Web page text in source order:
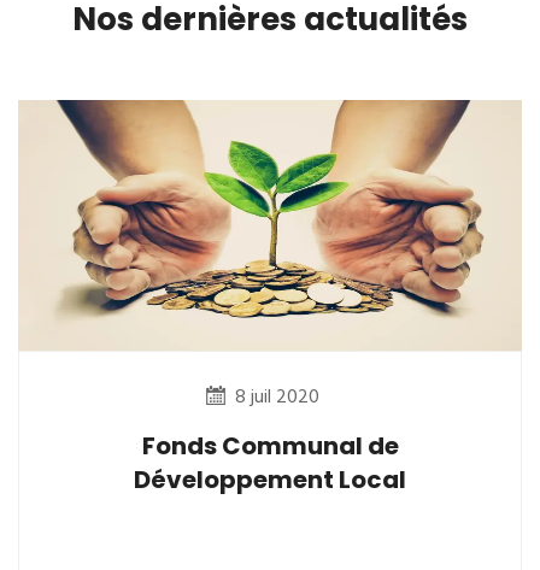
Nos dernières actualités
8 juil 2020
Fonds Communal de
Développement Local